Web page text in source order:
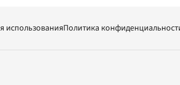
использованияПолитика